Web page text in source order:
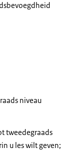
niveau
tweedegraads
u les wilt geven;